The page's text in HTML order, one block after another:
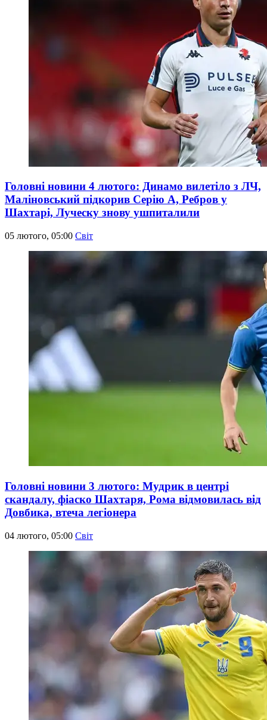
Головні новини 4 лютого: Динамо вилетіло з ЛЧ,
Маліновський підкорив Серію А, Ребров у
Шахтарі, Луческу знову ушпиталили
05 лютого, 05:00 Світ
Головні новини 3 лютого: Мудрик в центрі
скандалу, фіаско Шахтаря, Рома відмовилась від
Довбика, втеча легіонера
04 лютого, 05:00 Світ